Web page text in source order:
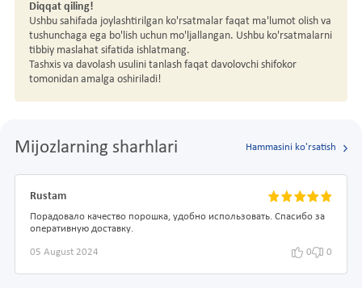
Diqqat qiling!
Ushbu sahifada joylashtirilgan ko'rsatmalar faqat ma'lumot olish va
tushunchaga ega bo'lish uchun mo'ljallangan. Ushbu ko'rsatmalarni
tibbiy maslahat sifatida ishlatmang.
Tashxis va davolash usulini tanlash faqat davolovchi shifokor
tomonidan amalga oshiriladi!
Mijozlarning sharhlari Hammasini ko'rsatish
Rustam
Порадовало качество порошка, удобно использовать. Спасибо за
оперативную доставку.
05 August 2024 0 0